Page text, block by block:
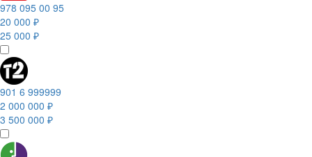
978 095 00 95
20 000 ₽
25 000 ₽
901 6 999999
2 000 000 ₽
3 500 000 ₽